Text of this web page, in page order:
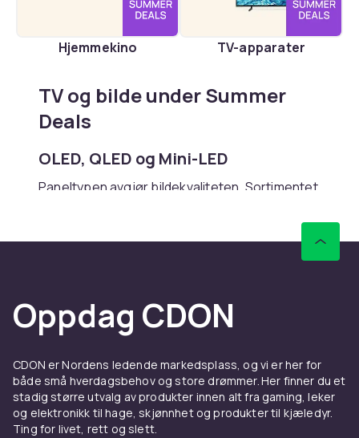
Hjemmekino TV-apparater
TV og bilde under Summer
Deals
OLED, QLED og Mini-LED
Paneltypen avgjør bildekvaliteten. Sortimentet
LED som rimelig alternativ. Merker som Sony,
direkte på produktsiden.
Størrelse og oppløsning
TV finnes fra 32 tommer opp til 98 tommer i
sortimentet. 4K UHD er standard for moderne
modeller, 8K finnes i premiumsegmentet.
Sitteavstand avgjør hvilken størrelse som
Oppdag CDON
CDON er Nordens ledende markedsplass, og vi er her for
både små hverdagsbehov og store drømmer. Her finner du et
stadig større utvalg av produkter innen alt fra gaming, leker
og elektronikk til hage, skjønnhet og produkter til kjæledyr.
Ting for livet, rett og slett.